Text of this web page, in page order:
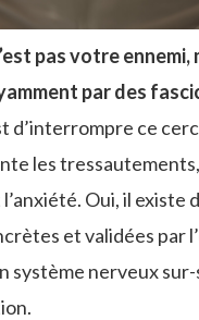
pas votre ennemi,
par des
d’interrompre ce
les
Oui, il existe
et validées par
système nerveux